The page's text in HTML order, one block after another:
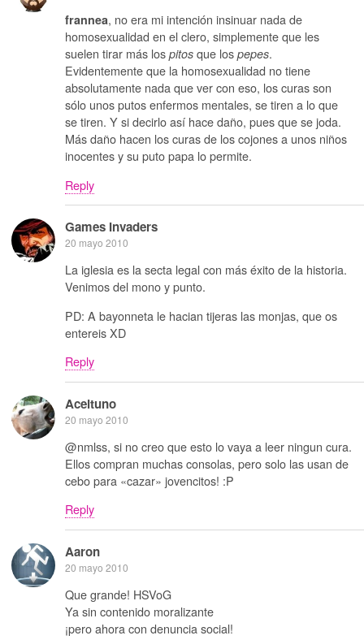
frannea, no era mi intención insinuar nada de
homosexualidad en el clero, simplemente que les
suelen tirar más los pitos que los pepes.
Evidentemente que la homosexualidad no tiene
absolutamente nada que ver con eso, los curas son
sólo unos putos enfermos mentales, se tiren a lo que
se tiren. Y si decirlo así hace daño, pues que se joda.
Más daño hacen los curas de los cojones a unos niños
inocentes y su puto papa lo permite.
Reply
Games Invaders
20 mayo 2010
La iglesia es la secta legal con más éxito de la historia.
Venimos del mono y punto.
PD: A bayonneta le hacian tijeras las monjas, que os
entereis XD
Reply
Aceituno
20 mayo 2010
@nmlss, si no creo que esto lo vaya a leer ningun cura.
Ellos compran muchas consolas, pero solo las usan de
cebo para «cazar» jovencitos! :P
Reply
Aaron
20 mayo 2010
Que grande! HSVoG
Ya sin contenido moralizante
¡pero ahora con denuncia social!